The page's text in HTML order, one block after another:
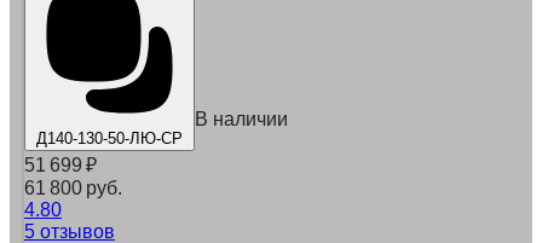
Д140-130-50-ЛЮ-СР
В наличии
51 699 ₽
61 800 руб.
4.80
5 отзывов